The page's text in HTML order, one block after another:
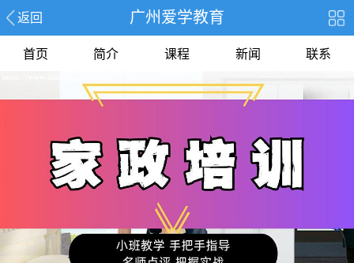
返回 广州爱学教育
首页 简介 课程 新闻 联系